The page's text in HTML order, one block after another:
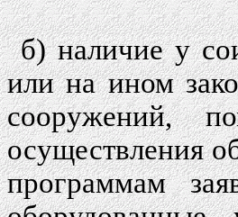
б) наличие у
или на ином
сооружений,
осуществления
программам